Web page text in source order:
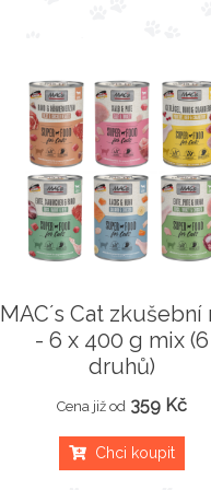
MAC´s Cat zkušební
- 6 x 400 g mix (6
druhů)
Cena již od 359 Kč
Chci koupit